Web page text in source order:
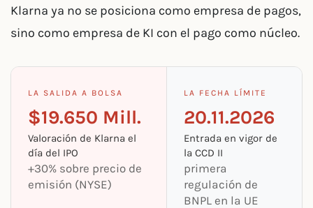
Klarna ya no se posiciona como empresa de pagos,
sino como empresa de KI con el pago como núcleo.
LA SALIDA A BOLSA
$19.650 Mill.
Valoración de Klarna el
día del IPO
+30% sobre precio de
emisión (NYSE)
LA FECHA LÍMITE
20.11.2026
Entrada en vigor de
la CCD II
primera
regulación de
BNPL en la UE